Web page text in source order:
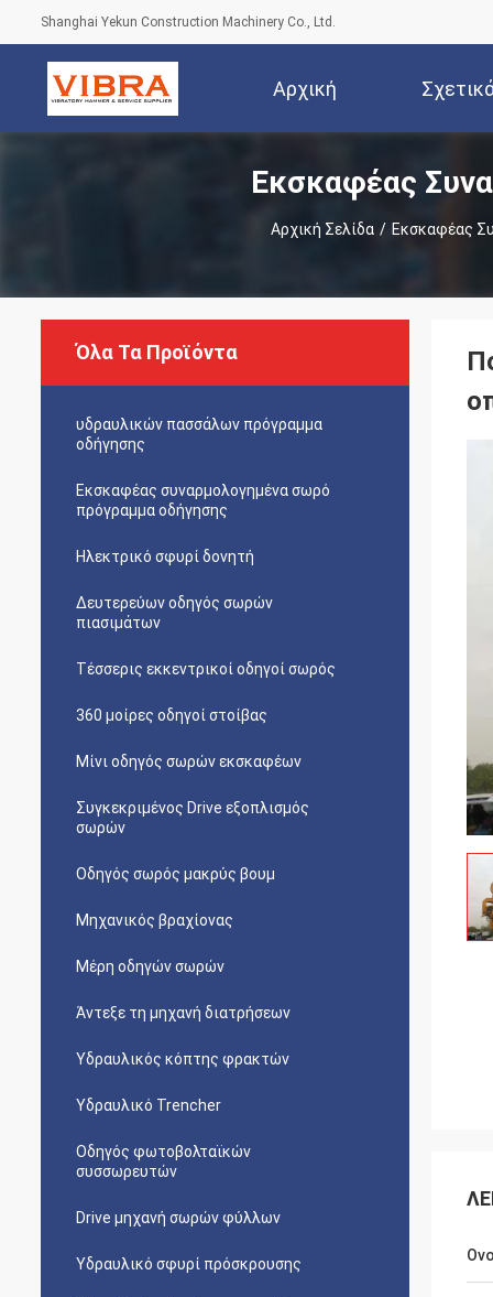
Shanghai Yekun Construction Machinery Co., Ltd.
Αρχική
Σελίδα
Εκσκαφέας
Αρχική Σελίδα / Εκσκαφέας
Όλα Τα Προϊόντα
υδραυλικών πασσάλων πρόγραμμα
οδήγησης
Εκσκαφέας συναρμολογημένα σωρό
πρόγραμμα οδήγησης
Ηλεκτρικό σφυρί δονητή
Δευτερεύων οδηγός σωρών
πιασιμάτων
Τέσσερις εκκεντρικοί οδηγοί σωρός
360 μοίρες οδηγοί στοίβας
Μίνι οδηγός σωρών εκσκαφέων
Συγκεκριμένος Drive εξοπλισμός
σωρών
Οδηγός σωρός μακρύς βουμ
Μηχανικός βραχίονας
Μέρη οδηγών σωρών
Άντεξε τη μηχανή διατρήσεων
Υδραυλικός κόπτης φρακτών
Υδραυλικό Trencher
Οδηγός φωτοβολταϊκών
συσσωρευτών
Drive μηχανή σωρών φύλλων
Υδραυλικό σφυρί πρόσκρουσης